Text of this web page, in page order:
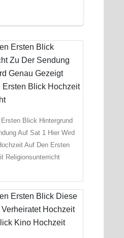
Blick Hintergrund
Auf Sat 1 Hier Wird
Auf Den Ersten
Religionsunterricht